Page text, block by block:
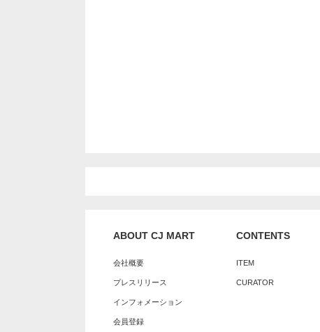
ABOUT CJ MART
会社概要
プレスリリース
インフォメーション
会員登録
CONTENTS
ITEM
CURATOR